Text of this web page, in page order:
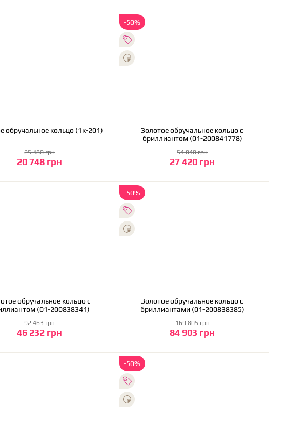
Золотое обручальное кольцо (1к-201)
20 748 грн
25 480 грн
В корзину
-50%
Золотое обручальное кольцо с
бриллиантом (01-200841778)
27 420 грн
54 840 грн
В корзину
кольцо с
(01-200838341)
46 232 грн
92 463 грн
В корзину
-50%
Золотое обручальное кольцо с
бриллиантами (01-200838385)
84 903 грн
169 805 грн
В корзину
-50%